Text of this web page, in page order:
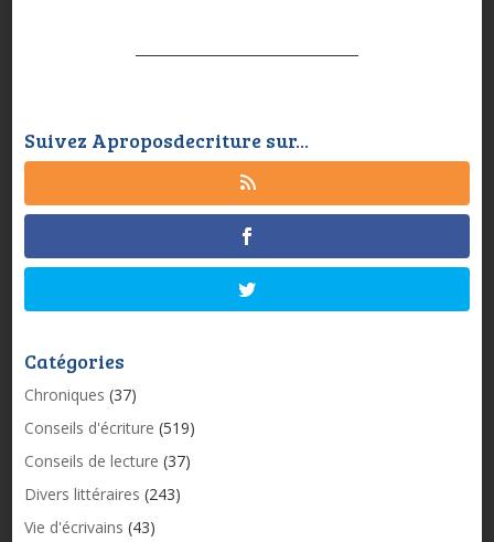
Suivez Aproposdecriture sur...
Catégories
Chroniques (37)
Conseils d'écriture (519)
Conseils de lecture (37)
Divers littéraires (243)
Vie d'écrivains (43)